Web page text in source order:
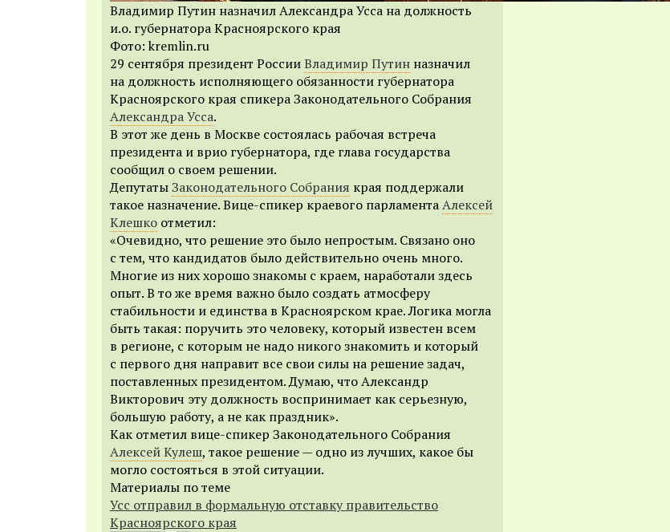
Владимир Путин назначил Александра Усса на должность
и.о. губернатора Красноярского края
Фото: kremlin.ru
29 сентября президент РоссииВладимир Путин назначил
на должность исполняющего обязанности губернатора
Красноярского края спикера Законодательного Собрания
Александра Усса.
В этот же день в Москве состоялась рабочая встреча
президента и врио губернатора, где глава государства
сообщил о своем решении.
ДепутатыЗаконодательного Собрания края поддержали
такое назначение. Вице-спикер краевого парламентаАлексей
Клешко отметил:
«Очевидно, что решение это было непростым. Связано оно
с тем, что кандидатов было действительно очень много.
Многие из них хорошо знакомы с краем, наработали здесь
опыт. В то же время важно было создать атмосферу
стабильности и единства в Красноярском крае. Логика могла
быть такая: поручить это человеку, который известен всем
в регионе, с которым не надо никого знакомить и который
с первого дня направит все свои силы на решение задач,
поставленных президентом. Думаю, что Александр
Викторович эту должность воспринимает как серьезную,
большую работу, а не как праздник».
Как отметил вице-спикер Законодательного Собрания
Алексей Кулеш, такое решение — одно из лучших, какое бы
могло состояться в этой ситуации.
Материалы по теме
Усс отправил в формальную отставку правительство
Красноярского края